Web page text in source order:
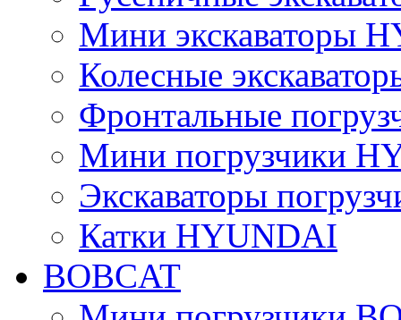
Мини экскаваторы
Колесные
Фронтальные
Мини погрузчики
Экскаваторы
Катки HYUNDAI
BOBCAT